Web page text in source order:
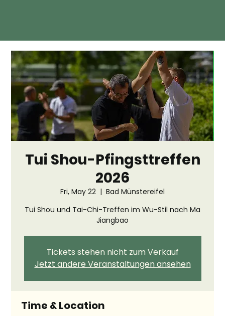
Tui Shou-Pfingsttreffen
2026
Fri, May 22
  |
Bad Münstereifel
Tui Shou und Tai-Chi-Treffen im Wu-Stil nach Ma
Jiangbao
Tickets stehen nicht zum Verkauf
Jetzt andere Veranstaltungen ansehen
Time & Location